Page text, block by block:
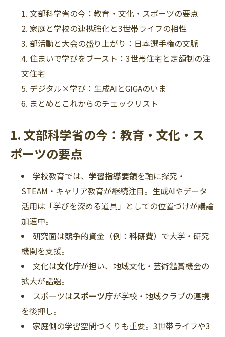
文部科学省の今：教育・文化・スポーツの要点
家庭と学校の連携強化と3世帯ライフの相性
部活動と大会の盛り上がり：日本選手権の文脈
住まいで学びをブースト：3世帯住宅と定額制の注
文住宅
デジタル×学び：生成AIとGIGAのいま
まとめとこれからのチェックリスト
1. 文部科学省の今：教育・文化・ス
ポーツの要点
学校教育では、学習指導要領を軸に探究・
STEAM・キャリア教育が継続注目。生成AIやデータ
活用は「学びを深める道具」としての位置づけが議論
加速中。
研究面は競争的資金（例：科研費）で大学・研究
機関を支援。
文化は文化庁が担い、地域文化・芸術鑑賞機会の
拡大が話題。
スポーツはスポーツ庁が学校・地域クラブの連携
を後押し。
家庭側の学習空間づくりも重要。3世帯ライフや3